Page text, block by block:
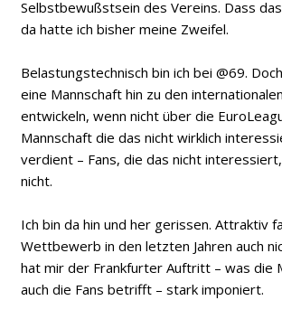
Selbstbewußstsein des Vereins. Dass
da hatte ich bisher meine Zweifel.
Belastungstechnisch bin ich bei @69.
eine Mannschaft hin zu den
entwickeln, wenn nicht über die
Mannschaft die das nicht wirklich
verdient – Fans, die das nicht
nicht.
Ich bin da hin und her gerissen. Attraktiv
Wettbewerb in den letzten Jahren auch
hat mir der Frankfurter Auftritt – was die
auch die Fans betrifft – stark imponiert.